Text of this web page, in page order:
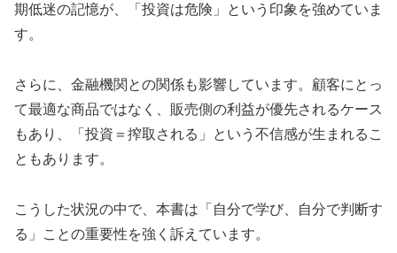
期低迷の記憶が、「投資は危険」という印象を強めていま
す。
さらに、金融機関との関係も影響しています。顧客にとっ
て最適な商品ではなく、販売側の利益が優先されるケース
もあり、「投資＝搾取される」という不信感が生まれるこ
ともあります。
こうした状況の中で、本書は「自分で学び、自分で判断す
る」ことの重要性を強く訴えています。